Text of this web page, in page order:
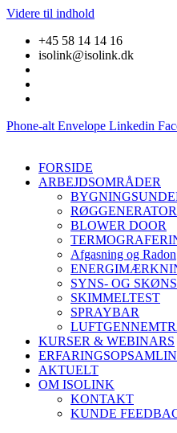
Videre til indhold
+45 58 14 14 16
isolink@isolink.dk
Phone-alt Envelope Linkedin
FORSIDE
ARBEJDSOMRÅDER
RØGGENERATOR
BLOWER DOOR
Afgasning og Radon
SYNS- OG
SKIMMELTEST
SPRAYBAR
KURSER & WEBINARS
AKTUELT
OM ISOLINK
KONTAKT
KUNDE